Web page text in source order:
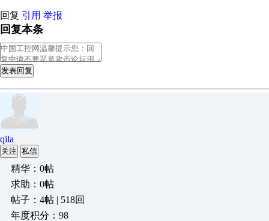
回复 引用 举报
回复本条
发表回复
qila
关注 私信
精华：0帖
求助：0帖
帖子：4帖 | 518回
年度积分：98